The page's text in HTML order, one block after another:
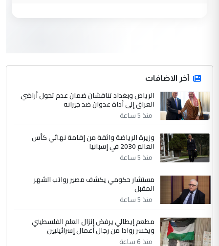
جنسية الرافد الثالث للعراق ومن اصول عريقة
ابا فرات ...
الموضوع :
الجواهري يرد على صدام حسين سل
مضجعيك يابن الزنا (نص كامل)
سردار
التعليق : واحد من عصابة علي ماما يسقط
جنسية الرافد الثالث للعراق ومن اصول عريقة
ابا فرات ...
الموضوع :
الجواهري يرد على صدام حسين سل
مضجعيك يابن الزنا (نص كامل)
5 حيدر عاشور
التعليق : تحياتي لك استاذ حامدتركان. كلام
آخر الاضافات
الرياض وبغداد تناقشان ضمان عدم تحول أراضي
العراق إلى أداة عدوان ضد جيرانه
منذ 5 ساعة
وزيرة الرياضة واثقة من إقامة نهائي كأس
العالم 2030 في إسبانيا
منذ 5 ساعة
مستشار حكومي يكشف مصير رواتب الشهر
المقبل
منذ 5 ساعة
مطعم إيطالي يرفض إنزال العلم الفلسطيني
ويخسر روادا من رجال أعمال إسرائيليين
منذ 6 ساعة